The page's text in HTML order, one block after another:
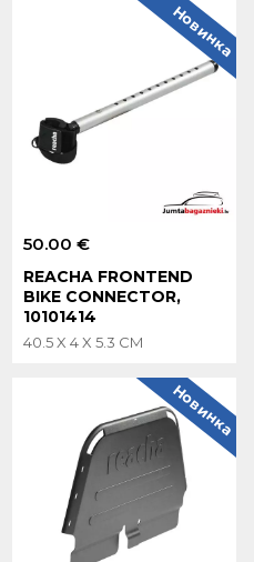
50.00 €
REACHA FRONTEND
BIKE CONNECTOR,
10101414
40.5 X 4 X 5.3 CM
Новинка
Новинка